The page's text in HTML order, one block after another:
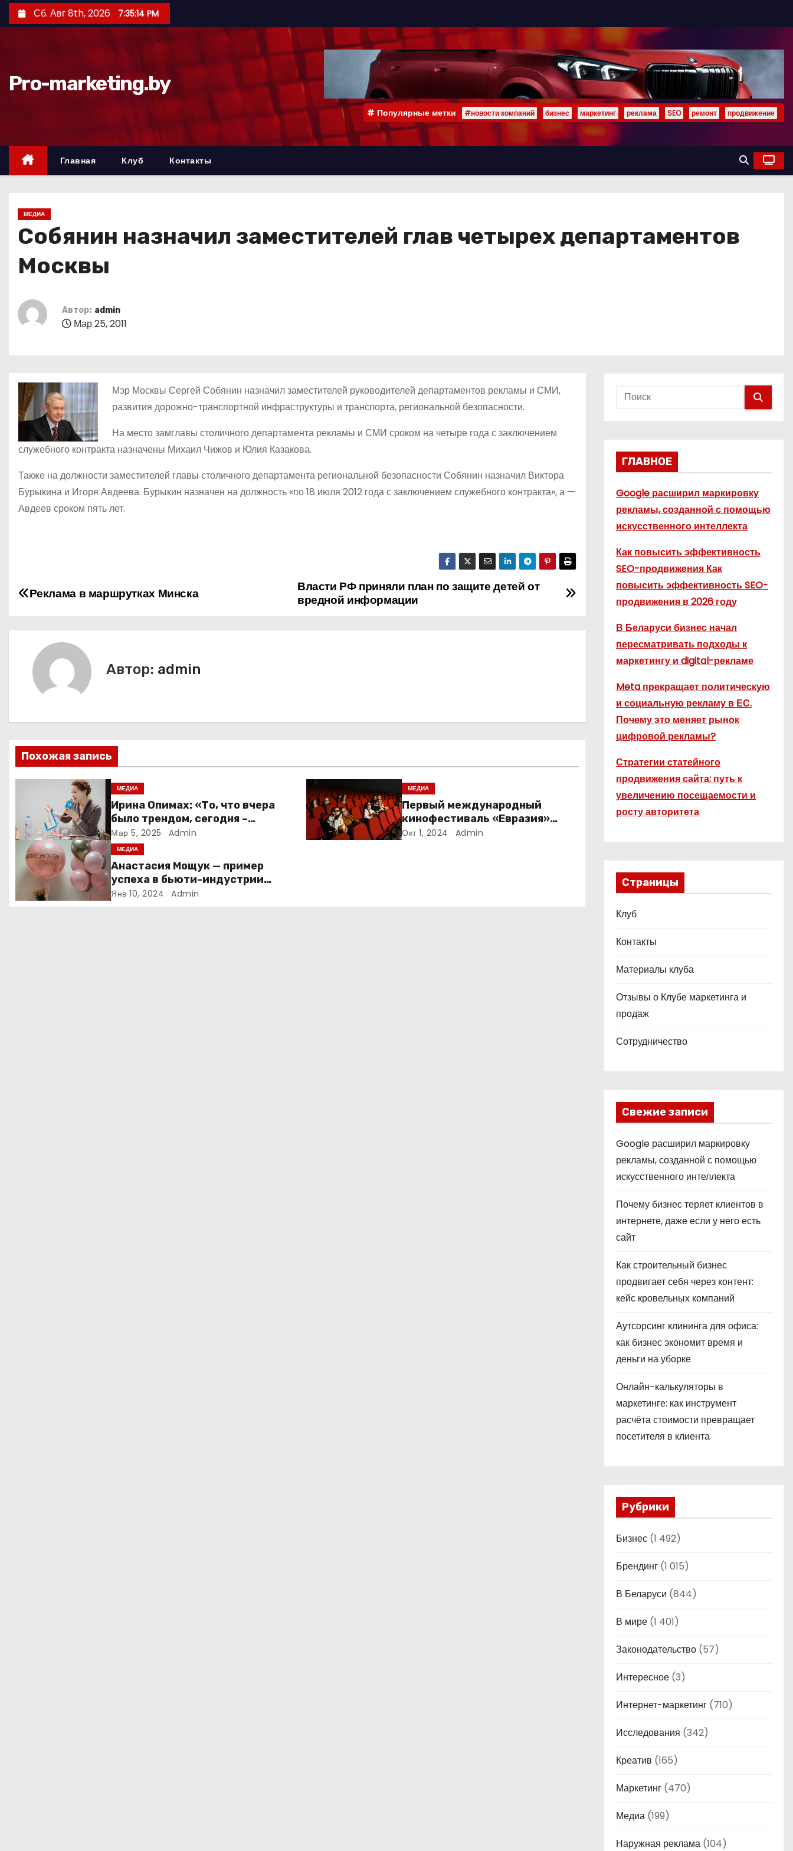
е
д
Сб. Авг 8th, 2026 7:35:15 PM
Pro-marketing.by
Популярные метки #новости компаний бизнес маркетинг реклама SEO ремонт продвижение
Главная Клуб Контакты
МЕДИА
Собянин назначил заместителей глав четырех департаментов
Москвы
Автор: admin
Мар 25, 2011
Мэр Москвы Сергей Собянин назначил заместителей руководителей департаментов рекламы и СМИ,
развития дорожно-транспортной инфраструктуры и транспорта, региональной безопасности.
На место замглавы столичного департамента рекламы и СМИ сроком на четыре года с заключением
служебного контракта назначены Михаил Чижов и Юлия Казакова.
Также на должности заместителей главы столичного департамента региональной безопасности Собянин назначил Виктора
Бурыкина и Игоря Авдеева. Бурыкин назначен на должность «по 18 июля 2012 года с заключением служебного контракта», а —
Авдеев сроком пять лет.
Н
ц
и
п
о
з
Власти РФ приняли план по защите детей от
вредной информации
Реклама в маршрутках Минска
Автор: admin
Похожая запись
МЕДИА
Ирина Опимах: «То, что вчера
было трендом, сегодня –
норма»
Мар 5, 2025 Admin
МЕДИА
Первый международный
кинофестиваль «Евразия»
пройдет в Москве с 17 по 21
Окт 1, 2024 Admin
МЕДИА
Анастасия Мощук — пример
успеха в бьюти-индустрии
Беларуси
Янв 10, 2024 Admin
ГЛАВНОЕ
Google расширил маркировку
рекламы, созданной с помощью
искусственного интеллекта
Как повысить эффективность
SEO-продвижения Как
повысить эффективность SEO-
продвижения в 2026 году
В Беларуси бизнес начал
пересматривать подходы к
маркетингу и digital-рекламе
Meta прекращает политическую
и социальную рекламу в ЕС.
Почему это меняет рынок
цифровой рекламы?
Стратегии статейного
продвижения сайта: путь к
увеличению посещаемости и
росту авторитета
Страницы
Клуб
Контакты
Материалы клуба
Отзывы о Клубе маркетинга и
продаж
Сотрудничество
Свежие записи
Google расширил маркировку
рекламы, созданной с помощью
искусственного интеллекта
Почему бизнес теряет клиентов в
интернете, даже если у него есть
сайт
Как строительный бизнес
продвигает себя через контент:
кейс кровельных компаний
Аутсорсинг клининга для офиса:
как бизнес экономит время и
деньги на уборке
Онлайн-калькуляторы в
маркетинге: как инструмент
расчёта стоимости превращает
посетителя в клиента
Рубрики
Бизнес (1 492)
Брендинг (1 015)
В Беларуси (844)
В мире (1 401)
Законодательство (57)
Интересное (3)
Интернет-маркетинг (710)
Исследования (342)
Креатив (165)
Маркетинг (470)
Медиа (199)
Наружная реклама (104)